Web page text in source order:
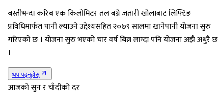
बस्तीभन्दा करिब एक किलोमिटर तल बग्ने जतारी खोलाबाट लिफ्टिङ
प्रविधिमार्फत पानी ल्याउने उद्देश्यसहित २०७९ सालमा खानेपानी योजना सुरु
गरिएको छ । योजना सुरु भएको चार वर्ष बित्न लाग्दा पनि योजना अझै अधुरै छ
।
थप पढ्नुहोस्
आजको सुन र चाँदीको दर